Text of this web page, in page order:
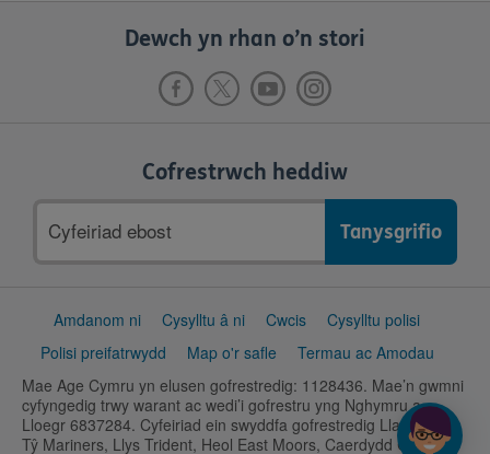
Dewch yn rhan o’n stori
Cofrestrwch heddiw
ebost
SupportAmdanom ni Cysylltu â ni Cwcis
Cysylltu polisi
Polisi preifatrwydd
Map o'r safle
Termau ac Amodau
Mae Age Cymru yn elusen gofrestredig: 1128436. Mae’n gwmni
cyfyngedig trwy warant ac wedi’i gofrestru yng Nghymru a
Lloegr 6837284. Cyfeiriad ein swyddfa gofrestredig Llawr Isaf,
Tŷ Mariners, Llys Trident, Heol East Moors, Caerdydd CF24